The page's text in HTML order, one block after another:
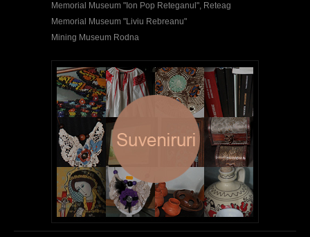
Memorial Museum "Ion Pop Reteganul", Reteag
Memorial Museum "Liviu Rebreanu"
Mining Museum Rodna